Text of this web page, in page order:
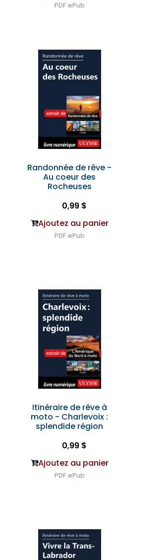
PDF ePub
Randonnée de rêve -
Au coeur des
Rocheuses
0,99 $
Ajoutez au panier
PDF ePub
Itinéraire de rêve à
moto - Charlevoix :
splendide région
0,99 $
Ajoutez au panier
PDF ePub